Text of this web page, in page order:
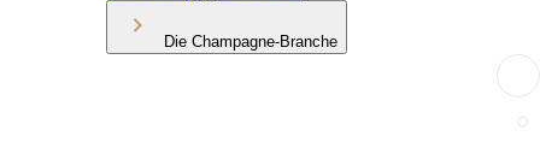
Die Champagne-Branche